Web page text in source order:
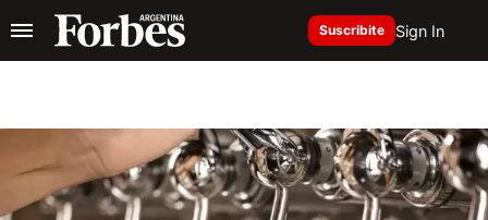
Suscribite Sign In